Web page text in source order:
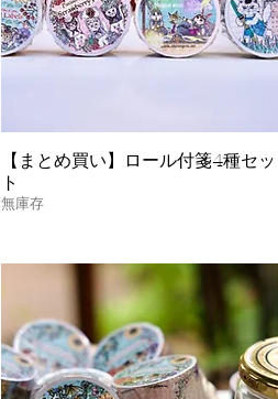
快速瀏覽
【まとめ買い】ロール付箋4種セッ
ト
無庫存